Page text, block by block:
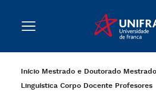
Início Mestrado e Doutorado
Linguística Corpo Docente Profesores